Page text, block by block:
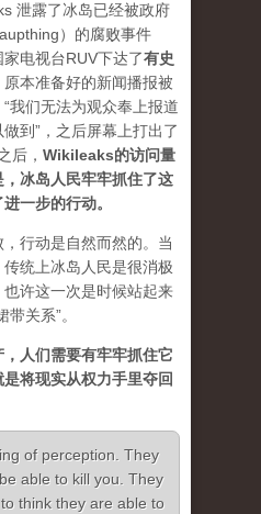
泄露了冰岛已经被政府
）的腐败事件
电视台RUV下达了有史
原本准备好的新闻播报被
我们无法为观众奉上报道
到”，之后屏幕上打出了
后， Wikileaks的访问量
冰岛人民牢牢抓住了这
一步的行动。
行动是自然而然的。当
统上冰岛人民是很消极
许这一次是时候站起来
关系”。
人们需要有牢牢抓住它
将现实从权力手里夺回
of perception. They
able to kill you. They
think they are able to